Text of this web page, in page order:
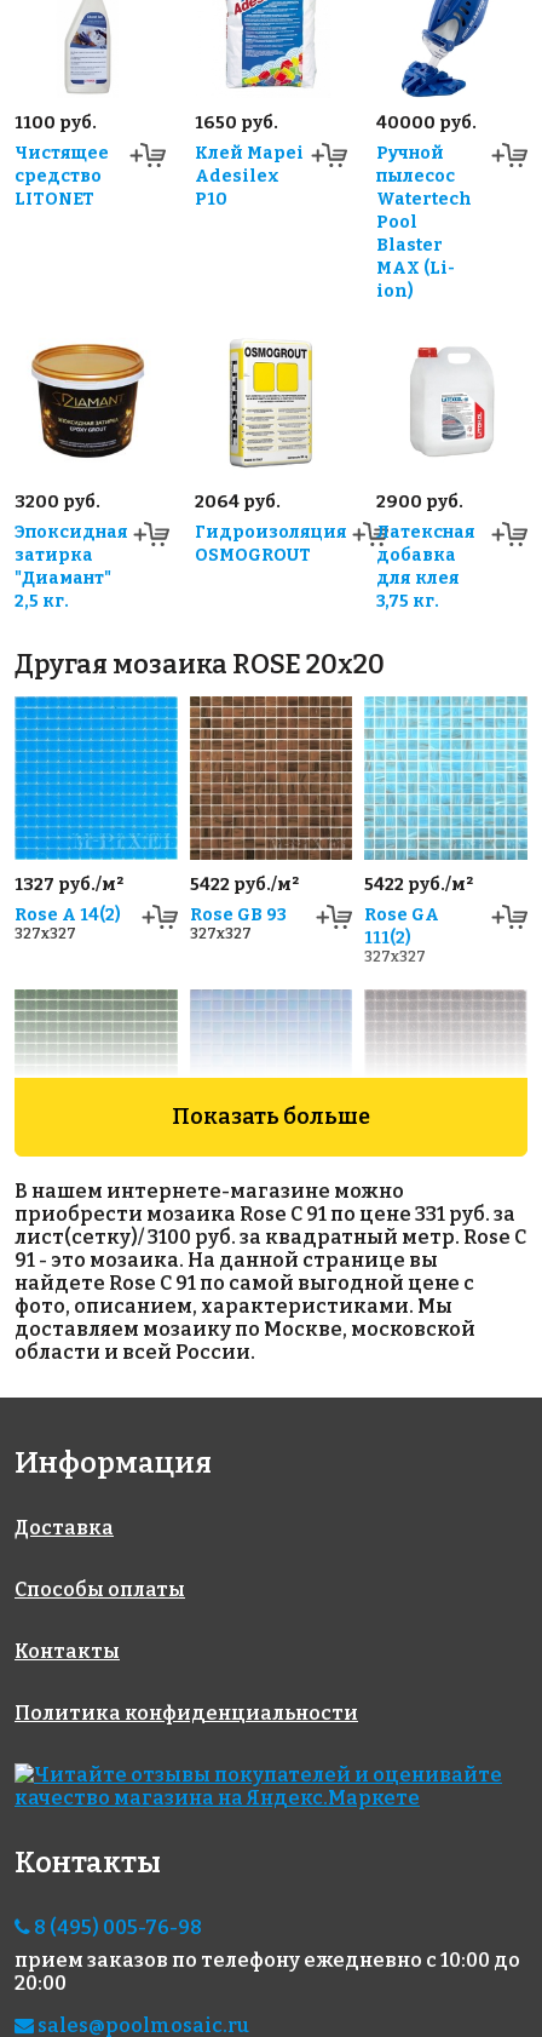
1100 руб.
Чистящее
средство
LITONET
1650 руб.
Клей Mapei
Adesilex
P10
40000 руб.
Ручной
пылесос
Watertech
Pool
Blaster
MAX (Li-
ion)
3200 руб.
Эпоксидная
затирка
"Диамант"
2,5 кг.
2064 руб.
Гидроизоляция
OSMOGROUT
2900 руб.
Латексная
добавка
для клея
3,75 кг.
Другая мозаика ROSE 20x20
1327 руб./м²
Rose A 14(2)
327x327
5422 руб./м²
Rose GB 93
327x327
5422 руб./м²
Rose GA
111(2)
327x327
Rose A 28
327x327
Rose WA 15
327x327
Rose A 09(2)
327x327
3941 руб./м²
Rose A 91(3)
Rose A 95(3+)
Rose GA 72(1)
327x327
Rose GA 67(1)
327x327
Rose GA 21(1)
327x327
Показать больше
В нашем интернете-магазине можно
приобрести мозаика Rose C 91 по цене 331 руб. за
лист(сетку)/ 3100 руб. за квадратный метр. Rose C
91 - это мозаика. На данной странице вы
найдете Rose C 91 по самой выгодной цене с
фото, описанием, характеристиками. Мы
доставляем мозаику по Москве, московской
области и всей России.
Информация
Доставка
Способы оплаты
Контакты
Политика конфиденциальности
Контакты
8 (495) 005-76-98
прием заказов по телефону ежедневно с 10:00 до
20:00
sales@poolmosaic.ru